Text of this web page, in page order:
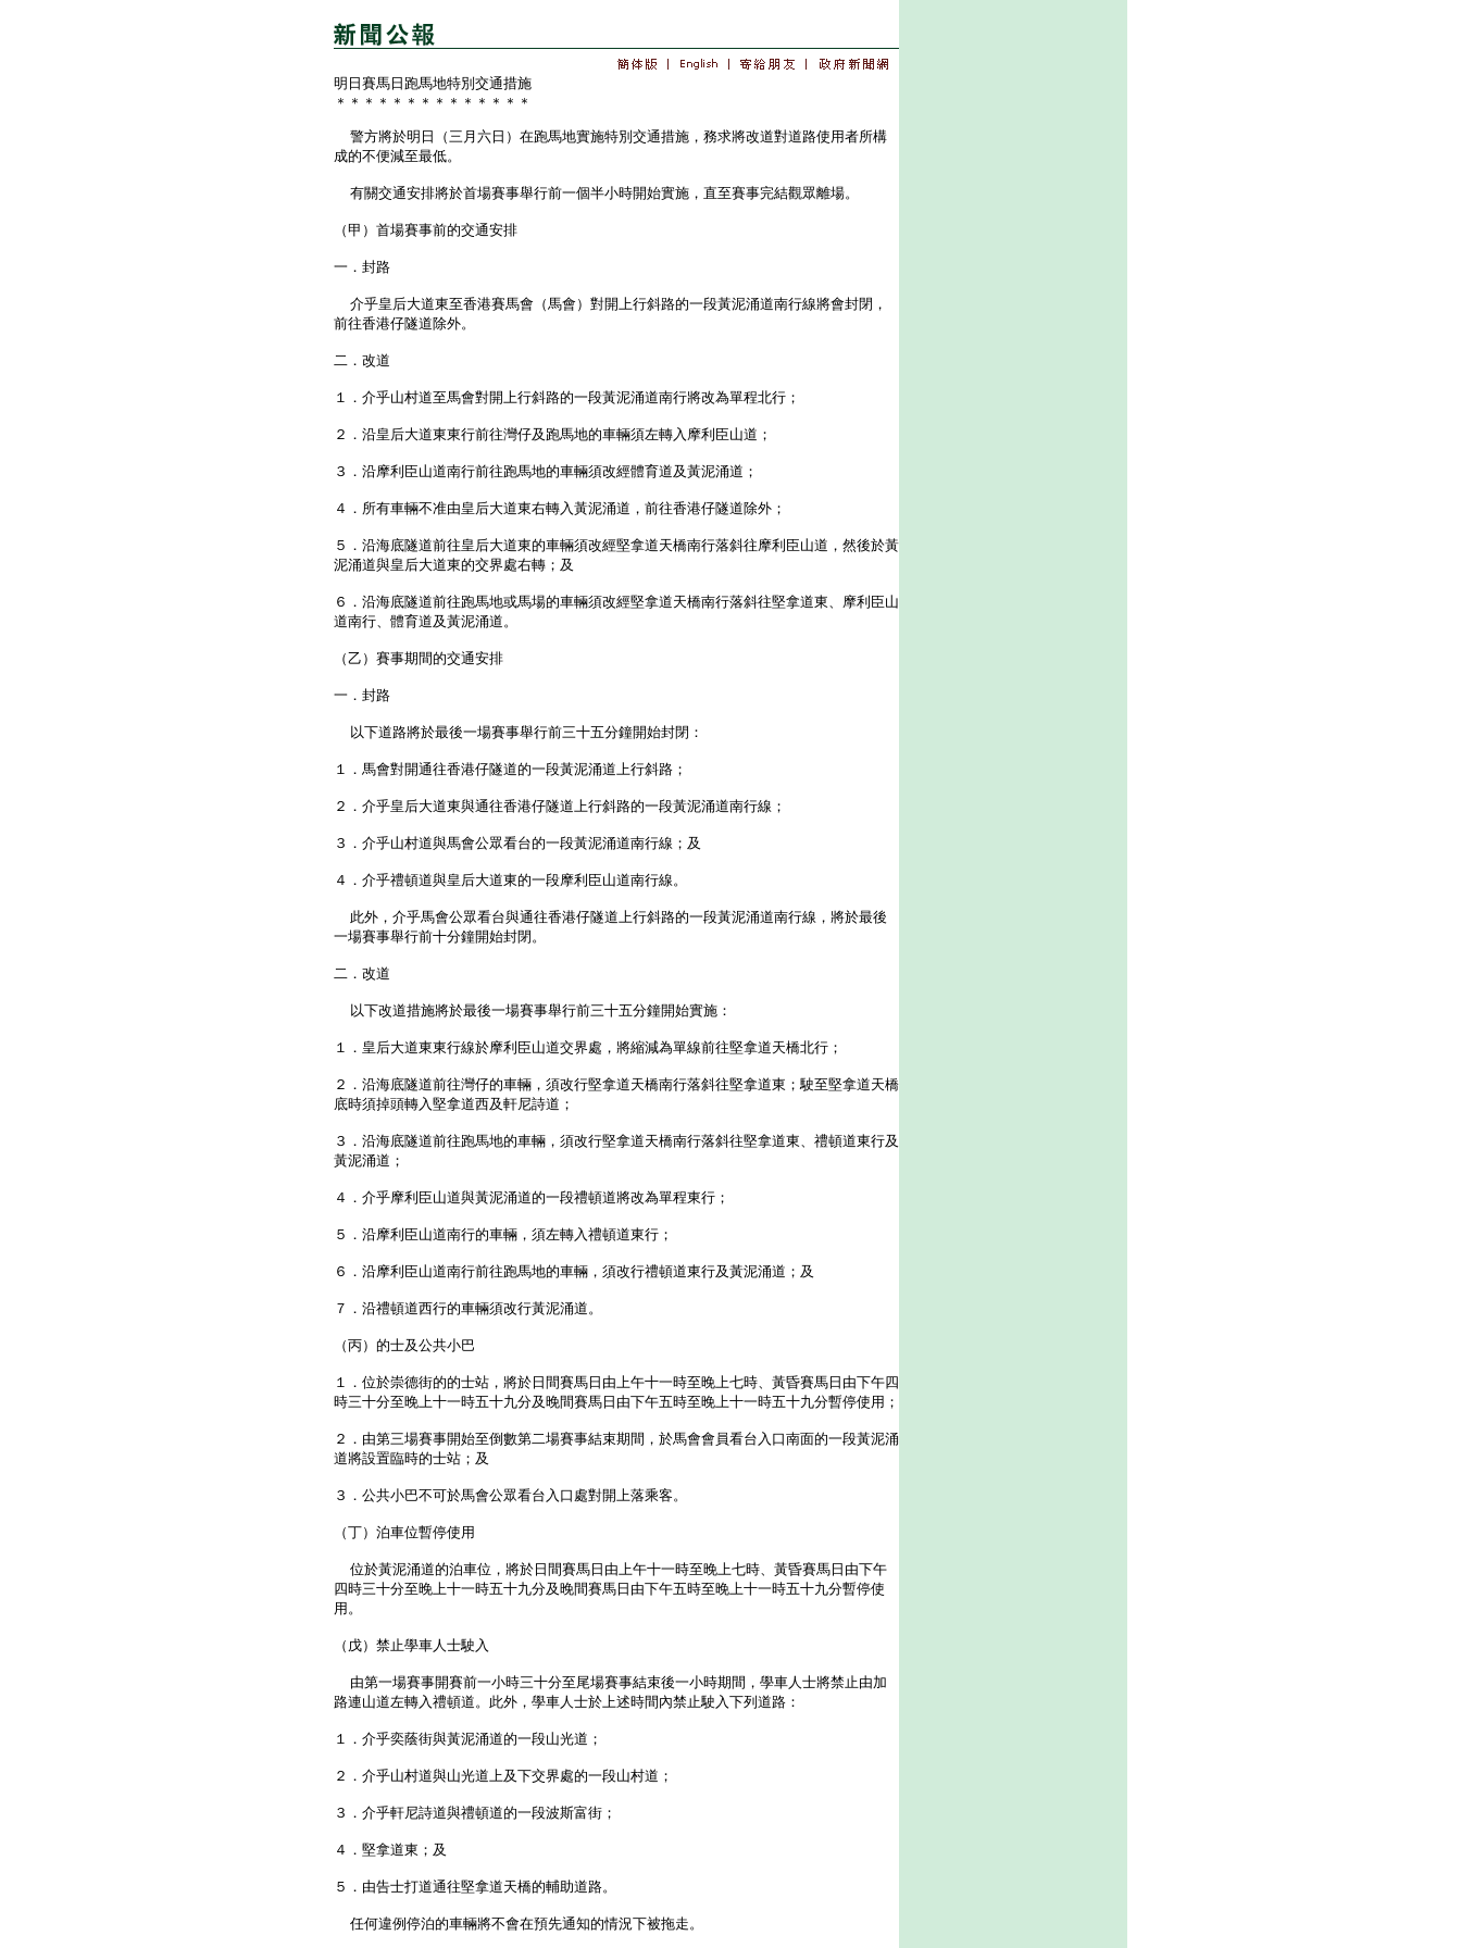
明日賽馬日跑馬地特別交通措施
＊＊＊＊＊＊＊＊＊＊＊＊＊＊
警方將於明日（三月六日）在跑馬地實施特別交通措施，務求將改道對道路使用者所構
成的不便減至最低。
有關交通安排將於首場賽事舉行前一個半小時開始實施，直至賽事完結觀眾離場。
（甲）首場賽事前的交通安排
一．封路
介乎皇后大道東至香港賽馬會（馬會）對開上行斜路的一段黃泥涌道南行線將會封閉，
前往香港仔隧道除外。
二．改道
１．介乎山村道至馬會對開上行斜路的一段黃泥涌道南行將改為單程北行；
２．沿皇后大道東東行前往灣仔及跑馬地的車輛須左轉入摩利臣山道；
３．沿摩利臣山道南行前往跑馬地的車輛須改經體育道及黃泥涌道；
４．所有車輛不准由皇后大道東右轉入黃泥涌道，前往香港仔隧道除外；
５．沿海底隧道前往皇后大道東的車輛須改經堅拿道天橋南行落斜往摩利臣山道，然後於黃
泥涌道與皇后大道東的交界處右轉；及
６．沿海底隧道前往跑馬地或馬場的車輛須改經堅拿道天橋南行落斜往堅拿道東、摩利臣山
道南行、體育道及黃泥涌道。
（乙）賽事期間的交通安排
一．封路
以下道路將於最後一場賽事舉行前三十五分鐘開始封閉：
１．馬會對開通往香港仔隧道的一段黃泥涌道上行斜路；
２．介乎皇后大道東與通往香港仔隧道上行斜路的一段黃泥涌道南行線；
３．介乎山村道與馬會公眾看台的一段黃泥涌道南行線；及
４．介乎禮頓道與皇后大道東的一段摩利臣山道南行線。
此外，介乎馬會公眾看台與通往香港仔隧道上行斜路的一段黃泥涌道南行線，將於最後
一場賽事舉行前十分鐘開始封閉。
二．改道
以下改道措施將於最後一場賽事舉行前三十五分鐘開始實施：
１．皇后大道東東行線於摩利臣山道交界處，將縮減為單線前往堅拿道天橋北行；
２．沿海底隧道前往灣仔的車輛，須改行堅拿道天橋南行落斜往堅拿道東；駛至堅拿道天橋
底時須掉頭轉入堅拿道西及軒尼詩道；
３．沿海底隧道前往跑馬地的車輛，須改行堅拿道天橋南行落斜往堅拿道東、禮頓道東行及
黃泥涌道；
４．介乎摩利臣山道與黃泥涌道的一段禮頓道將改為單程東行；
５．沿摩利臣山道南行的車輛，須左轉入禮頓道東行；
６．沿摩利臣山道南行前往跑馬地的車輛，須改行禮頓道東行及黃泥涌道；及
７．沿禮頓道西行的車輛須改行黃泥涌道。
（丙）的士及公共小巴
１．位於崇德街的的士站，將於日間賽馬日由上午十一時至晚上七時、黃昏賽馬日由下午四
時三十分至晚上十一時五十九分及晚間賽馬日由下午五時至晚上十一時五十九分暫停使用；
２．由第三場賽事開始至倒數第二場賽事結束期間，於馬會會員看台入口南面的一段黃泥涌
道將設置臨時的士站；及
３．公共小巴不可於馬會公眾看台入口處對開上落乘客。
（丁）泊車位暫停使用
位於黃泥涌道的泊車位，將於日間賽馬日由上午十一時至晚上七時、黃昏賽馬日由下午
四時三十分至晚上十一時五十九分及晚間賽馬日由下午五時至晚上十一時五十九分暫停使
用。
（戊）禁止學車人士駛入
由第一場賽事開賽前一小時三十分至尾場賽事結束後一小時期間，學車人士將禁止由加
路連山道左轉入禮頓道。此外，學車人士於上述時間內禁止駛入下列道路：
１．介乎奕蔭街與黃泥涌道的一段山光道；
２．介乎山村道與山光道上及下交界處的一段山村道；
３．介乎軒尼詩道與禮頓道的一段波斯富街；
４．堅拿道東；及
５．由告士打道通往堅拿道天橋的輔助道路。
任何違例停泊的車輛將不會在預先通知的情況下被拖走。